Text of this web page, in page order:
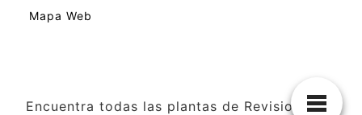
Mapa Web
Encuentra todas las plantas de Revision